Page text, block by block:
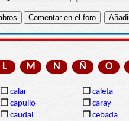
L M N Ñ O
❒ calar ❒ caleta
❒ capullo ❒ caray
❒ caudal ❒ cebada